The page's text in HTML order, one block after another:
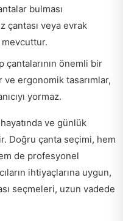
bulması
çantası veya evrak
çantalarının önemli bir
ergonomik tasarımlar,
yormaz.
ve günlük
Doğru çanta seçimi, hem
de profesyonel
ihtiyaçlarına uygun,
seçmeleri, uzun vadede